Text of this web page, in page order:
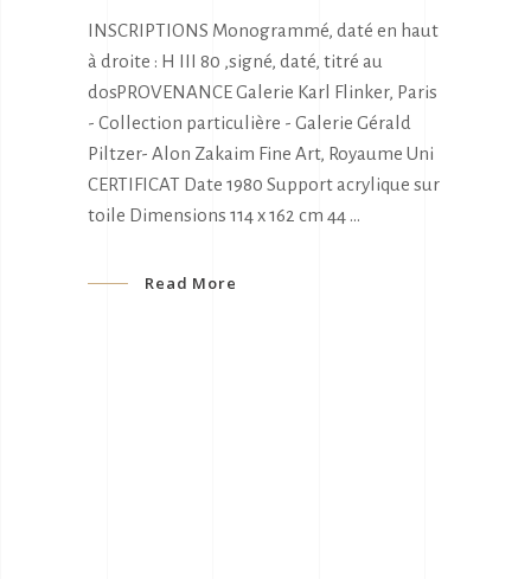
INSCRIPTIONS Monogrammé, daté en haut
à droite : H III 80 ,signé, daté, titré au
dosPROVENANCE Galerie Karl Flinker, Paris
- Collection particulière - Galerie Gérald
Piltzer- Alon Zakaim Fine Art, Royaume Uni
CERTIFICAT Date 1980 Support acrylique sur
toile Dimensions 114 x 162 cm 44
Read More